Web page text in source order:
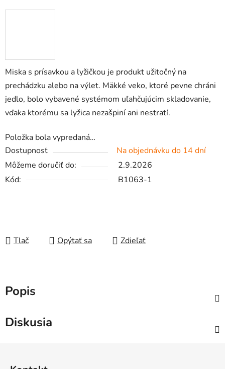
Miska s prísavkou a lyžičkou je produkt užitočný na
prechádzku alebo na výlet. Mäkké veko, ktoré pevne chráni
jedlo, bolo vybavené systémom uľahčujúcim skladovanie,
vďaka ktorému sa lyžica nezašpiní ani nestratí.
Položka bola vypredaná…
Dostupnosť
Na objednávku do 14 dní
Môžeme doručiť do:
2.9.2026
Kód:
B1063-1
Tlač Opýtať sa Zdieľať
Popis
Diskusia